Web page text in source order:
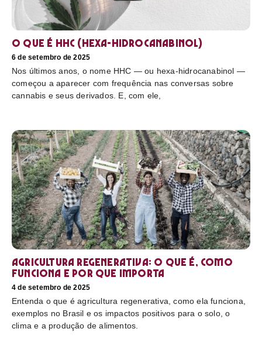
O que é HHC (hexa-hidrocanabinol)
6 de setembro de 2025
Nos últimos anos, o nome HHC — ou hexa-hidrocanabinol —
começou a aparecer com frequência nas conversas sobre
cannabis e seus derivados. E, com ele,
Agricultura regenerativa: o que é, como
funciona e por que importa
4 de setembro de 2025
Entenda o que é agricultura regenerativa, como ela funciona,
exemplos no Brasil e os impactos positivos para o solo, o
clima e a produção de alimentos.